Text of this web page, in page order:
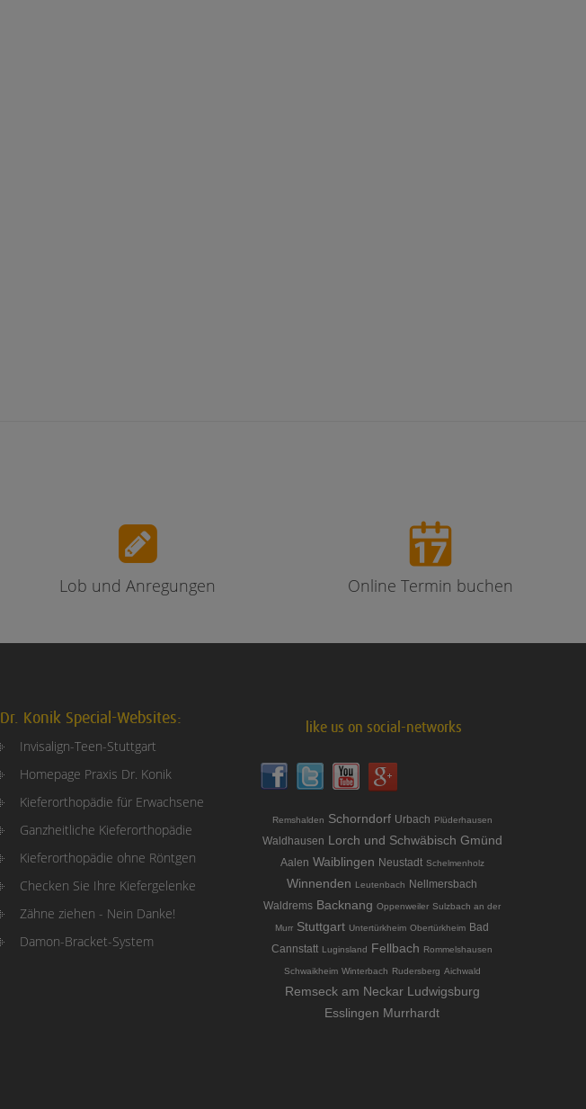
Lob und Anregungen Online Termin buchen
Dr. Konik Special-Websites:
Invisalign-Teen-Stuttgart
Homepage Praxis Dr. Konik
Kieferorthopädie für Erwachsene
Ganzheitliche Kieferorthopädie
Kieferorthopädie ohne Röntgen
Checken Sie Ihre Kiefergelenke
Zähne ziehen - Nein Danke!
Damon-Bracket-System
like us on social-networks
Remshalden Schorndorf Urbach Plüderhausen
Waldhausen Lorch und Schwäbisch Gmünd
Aalen Waiblingen Neustadt Schelmenholz
Winnenden Leutenbach
Nellmersbach
Waldrems Backnang Oppenweiler Sulzbach an der
Murr Stuttgart Untertürkheim Obertürkheim Bad
Cannstatt Luginsland Fellbach Rommelshausen
Schwaikheim Winterbach Rudersberg Aichwald
Remseck am Neckar Ludwigsburg
Esslingen Murrhardt